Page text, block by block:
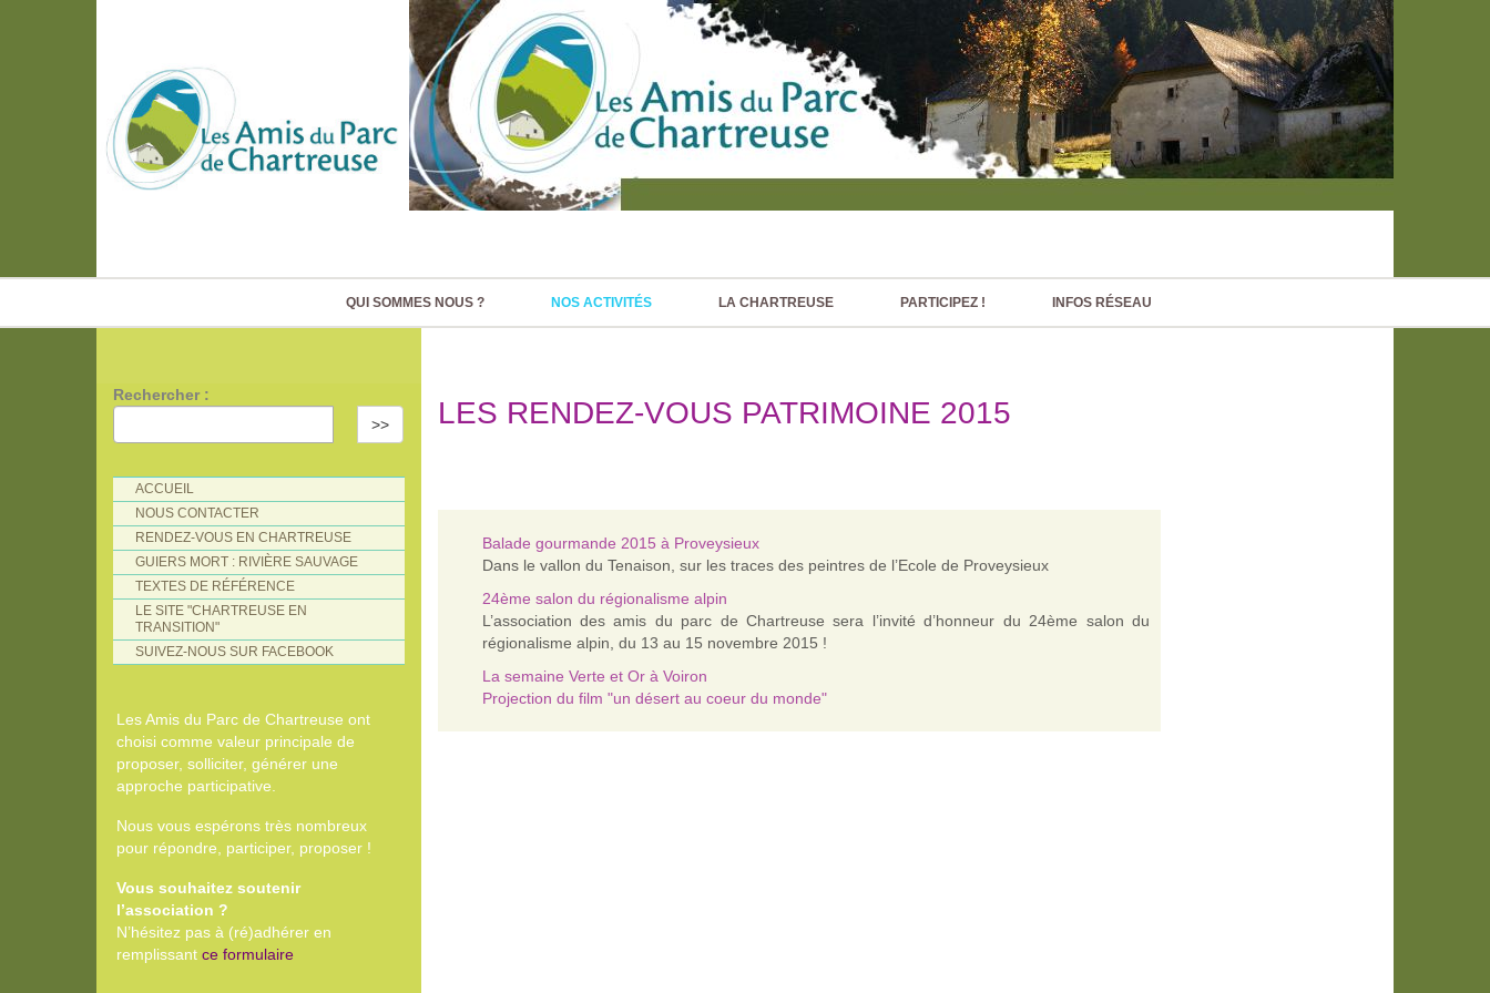
QUI SOMMES NOUS ? NOS ACTIVITÉS LA CHARTREUSE PARTICIPEZ ! INFOS RÉSEAU
LES RENDEZ-VOUS PATRIMOINE 2015
Balade gourmande 2015 à Proveysieux
Dans le vallon du Tenaison, sur les traces des peintres de l’Ecole de Proveysieux
24ème salon du régionalisme alpin
L’association des amis du parc de Chartreuse sera l’invité d’honneur du 24ème salon du
régionalisme alpin, du 13 au 15 novembre 2015 !
La semaine Verte et Or à Voiron
Projection du film "un désert au coeur du monde"
Rechercher :
>>
ACCUEIL
NOUS CONTACTER
RENDEZ-VOUS EN CHARTREUSE
GUIERS MORT : RIVIÈRE SAUVAGE
TEXTES DE RÉFÉRENCE
LE SITE "CHARTREUSE EN
TRANSITION"
SUIVEZ-NOUS SUR FACEBOOK
Les Amis du Parc de Chartreuse ont
choisi comme valeur principale de
proposer, solliciter, générer une
approche participative.
Nous vous espérons très nombreux
pour répondre, participer, proposer !
Vous souhaitez soutenir
l’association ?
N’hésitez pas à (ré)adhérer en
remplissant ce formulaire